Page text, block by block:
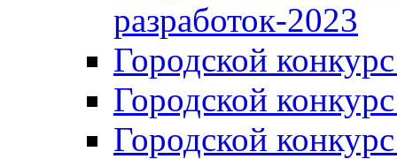
разработок-2023
Городской
Городской
Городской